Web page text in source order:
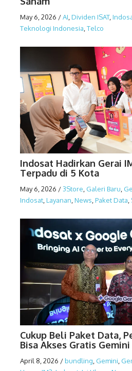
May 6, 2026 /AI Dividen ISAT,
Teknologi Indonesia Telco
Indosat Hadirkan Gerai
Terpadu di 5 Kota
May 6, 2026 /3Store Galeri Baru
Indosat Layanan News Paket Data
Cukup Beli Paket Data,
Bisa Akses Gratis
April 8, 2026 /bundling Gemini